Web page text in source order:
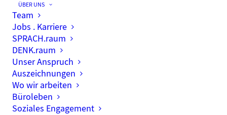
ÜBER UNS
Team
Jobs . Karriere
SPRACH.raum
DENK.raum
Unser Anspruch
Auszeichnungen
Wo wir arbeiten
Büroleben
Soziales Engagement